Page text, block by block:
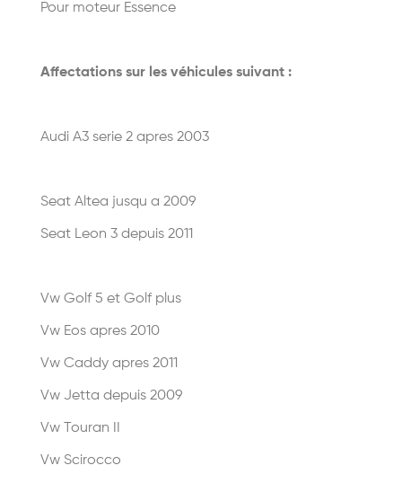
Pour moteur Essence
Affectations sur les véhicules suivant :
Audi A3 serie 2 apres 2003
Seat Altea jusqu a 2009
Seat Leon 3 depuis 2011
Vw Golf 5 et Golf plus
Vw Eos apres 2010
Vw Caddy apres 2011
Vw Jetta depuis 2009
Vw Touran II
Vw Scirocco